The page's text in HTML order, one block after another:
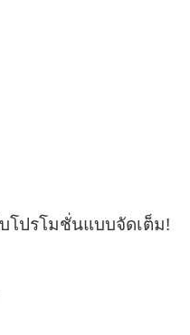
โปรโมชั่นแบบจัดเต็ม!